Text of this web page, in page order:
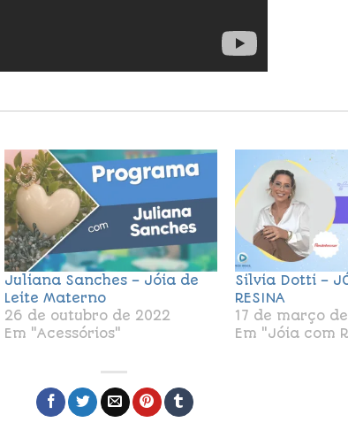
Juliana Sanches – Jóia de
Leite Materno
26 de outubro de 2022
Em "Acessórios"
Silvia Dotti –
RESINA
17 de março
Em "Jóia com